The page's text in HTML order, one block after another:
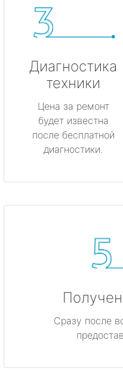
Диагностика
техники
Цена за ремонт
будет известна
после бесплатной
диагностики.
Сразу после